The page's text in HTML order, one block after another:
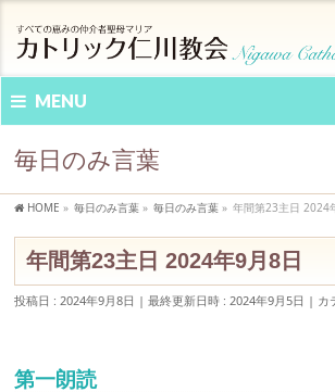
MENU
毎日のみ言葉
HOME » 毎日のみ言葉 » 毎日のみ言葉 » 年間第23主日 2024
年間第23主日 2024年9月8日
投稿日 : 2024年9月8日 最終更新日時 : 2024年9月5日 カ
第一朗読